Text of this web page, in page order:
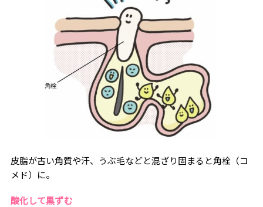
皮脂が古い角質や汗、うぶ毛などと混ざり固まると角栓（コ
メド）に。
酸化して黒ずむ